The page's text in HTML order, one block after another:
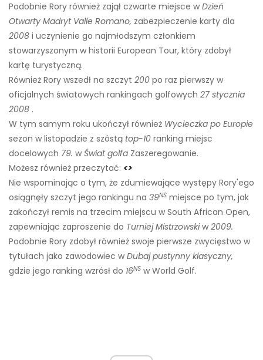
Podobnie Rory również zajął czwarte miejsce w Dzień
Otwarty Madryt Valle Romano, zabezpieczenie karty dla
2008 i uczynienie go najmłodszym członkiem
stowarzyszonym w historii European Tour, który zdobył
kartę turystyczną.
Również Rory wszedł na szczyt 200 po raz pierwszy w
oficjalnych światowych rankingach golfowych 27 stycznia
2008 .
W tym samym roku ukończył również Wycieczka po Europie
sezon w listopadzie z szóstą top-10 ranking miejsc
docelowych 79. w Świat golfa Zaszeregowanie.
Możesz również przeczytać: <>
Nie wspominając o tym, że zdumiewające występy Rory'ego
osiągnęły szczyt jego rankingu na 39NS miejsce po tym, jak
zakończył remis na trzecim miejscu w South African Open,
zapewniając zaproszenie do Turniej Mistrzowskiw 2009.
Podobnie Rory zdobył również swoje pierwsze zwycięstwo w
tytułach jako zawodowiec w Dubaj pustynny klasyczny,
gdzie jego ranking wzrósł do 16NS w World Golf.